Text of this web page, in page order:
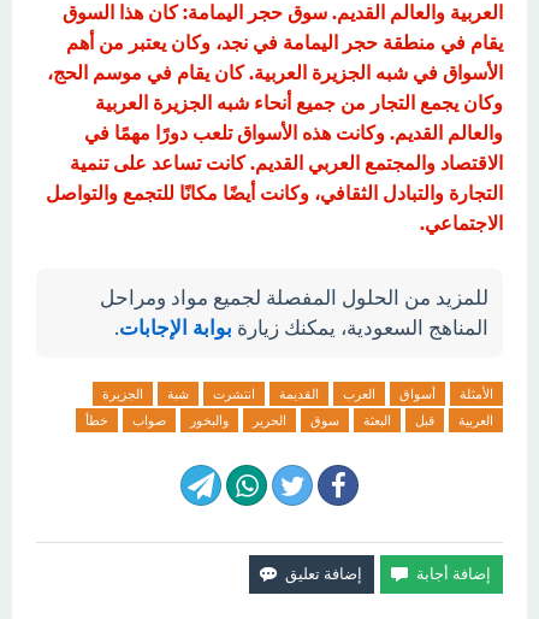
العربية والعالم القديم. سوق حجر اليمامة: كان هذا السوق
يقام في منطقة حجر اليمامة في نجد، وكان يعتبر من أهم
الأسواق في شبه الجزيرة العربية. كان يقام في موسم الحج،
وكان يجمع التجار من جميع أنحاء شبه الجزيرة العربية
والعالم القديم. وكانت هذه الأسواق تلعب دورًا مهمًا في
الاقتصاد والمجتمع العربي القديم. كانت تساعد على تنمية
التجارة والتبادل الثقافي، وكانت أيضًا مكانًا للتجمع والتواصل
الاجتماعي.
للمزيد من الحلول المفصلة لجميع مواد ومراحل
المناهج السعودية، يمكنك زيارة بوابة الإجابات.
الأمثلة أسواق العرب القديمة انتشرت شبة
الجزيرة
العربية
قبل البعثة سوق الحرير والبخور صواب خطأ